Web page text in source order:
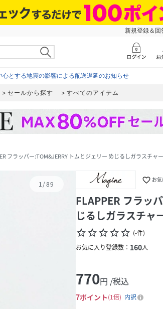
新規登録＆
心とする地震の影響による配送遅延のお知らせ
セールから探す すべてのアイテム
フラッパー:TOM&JERRY トムとジェリー めじるしガラスチャ
1/89 favorite_border お
FLAPPER フラッ
じるしガラスチャ
star_borderstar_borderstar_borderstar_borderstar_border (-件)
お気に入り登録数： 160人
770円 /税込
7ポイント 1倍 内訳